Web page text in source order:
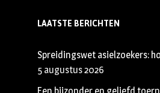
LAATSTE BERICHTEN
Spreidingswet asielzoekers:
5 augustus 2026